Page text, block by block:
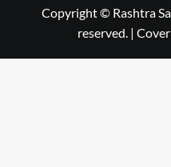
Copyright © Rashtra
reserved. |